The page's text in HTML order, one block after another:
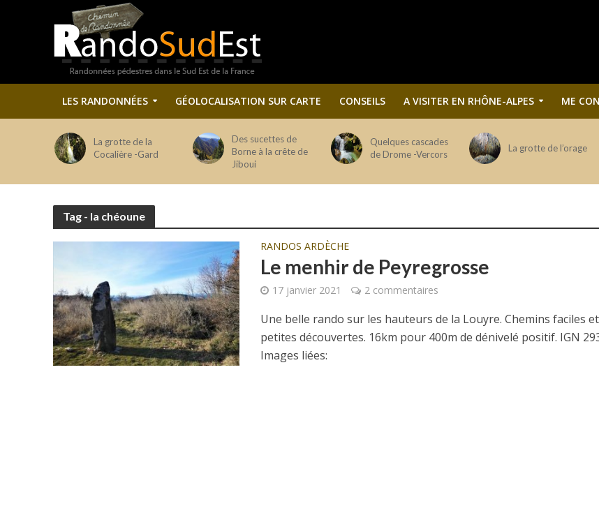
LES RANDONNÉES GÉOLOCALISATION SUR CARTE CONSEILS A VISITER EN RHÔNE-ALPES ME
La grotte de la
Cocalière -Gard
Des sucettes de
Borne à la crête de
Jiboui
Quelques cascades
de Drome -Vercors
La grotte de l’orage
Tag - la chéoune
RANDOS ARDÈCHE
Le menhir de Peyregrosse
17 janvier 2021 2 commentaires
Une belle rando sur les hauteurs de la Louyre. Chemins faciles
petites découvertes. 16km pour 400m de dénivelé positif. IGN
Images liées: